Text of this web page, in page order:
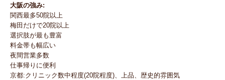
大阪の強み:
関西最多50院以上
梅田だけで20院以上
選択肢が最も豊富
料金帯も幅広い
夜間営業多数
仕事帰りに便利
京都:クリニック数中程度(20院程度)、上品、歴史的雰囲気